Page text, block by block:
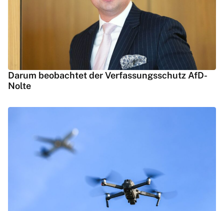
Darum beobachtet der Verfassungsschutz AfD-
Nolte